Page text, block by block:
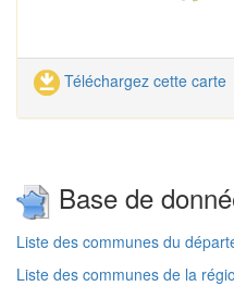
Téléchargez cette carte
Base de
Liste des communes du
Liste des communes de la